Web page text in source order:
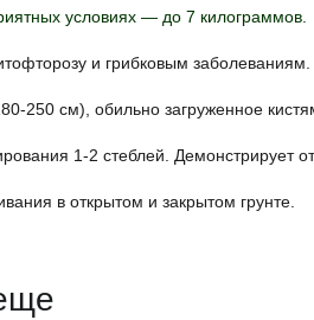
условиях — до 7 килограммов.
и грибковым заболеваниям.
250 см), обильно загруженное
1-2 стеблей. Демонстрирует
в открытом и закрытом грунте.